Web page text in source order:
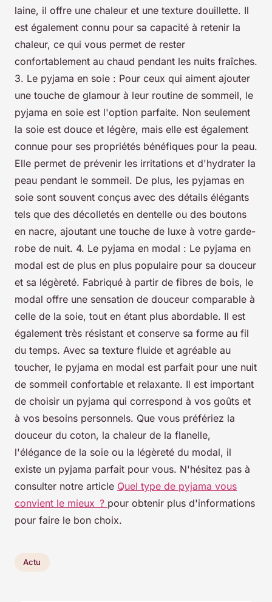
laine, il offre une chaleur et une texture douillette. Il
est également connu pour sa capacité à retenir la
chaleur, ce qui vous permet de rester
confortablement au chaud pendant les nuits fraîches.
3. Le pyjama en soie : Pour ceux qui aiment ajouter
une touche de glamour à leur routine de sommeil, le
pyjama en soie est l'option parfaite. Non seulement
la soie est douce et légère, mais elle est également
connue pour ses propriétés bénéfiques pour la peau.
Elle permet de prévenir les irritations et d'hydrater la
peau pendant le sommeil. De plus, les pyjamas en
soie sont souvent conçus avec des détails élégants
tels que des décolletés en dentelle ou des boutons
en nacre, ajoutant une touche de luxe à votre garde-
robe de nuit. 4. Le pyjama en modal : Le pyjama en
modal est de plus en plus populaire pour sa douceur
et sa légèreté. Fabriqué à partir de fibres de bois, le
modal offre une sensation de douceur comparable à
celle de la soie, tout en étant plus abordable. Il est
également très résistant et conserve sa forme au fil
du temps. Avec sa texture fluide et agréable au
toucher, le pyjama en modal est parfait pour une nuit
de sommeil confortable et relaxante. Il est important
de choisir un pyjama qui correspond à vos goûts et
à vos besoins personnels. Que vous préfériez la
douceur du coton, la chaleur de la flanelle,
l'élégance de la soie ou la légèreté du modal, il
existe un pyjama parfait pour vous. N'hésitez pas à
consulter notre article Quel type de pyjama vous
convient le mieux ? pour obtenir plus d'informations
pour faire le bon choix.
Actu